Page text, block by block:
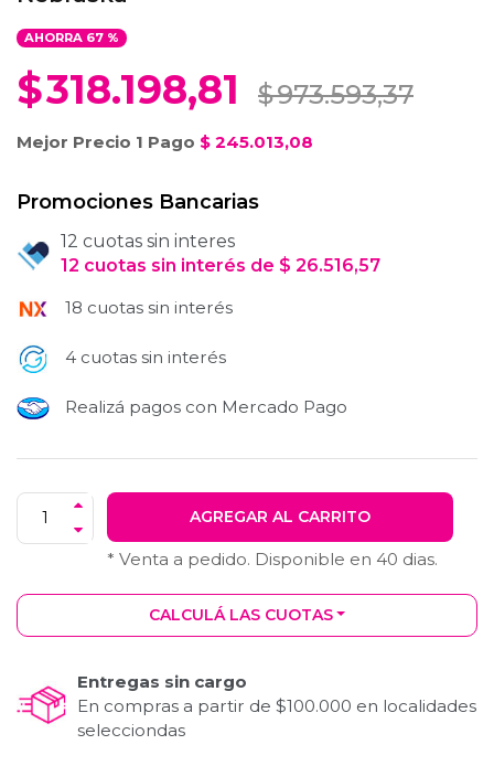
AHORRA 67%
$318.198,81 $973.593,37
Mejor Precio 1 Pago $ 245.013,08
Promociones Bancarias
12 cuotas sin interes
12 cuotas sin interés de $ 26.516,57
18 cuotas sin interés
4 cuotas sin interés
Realizá pagos con Mercado Pago
AGREGAR AL CARRITO
* Venta a pedido. Disponible en 40 dias.
CALCULÁ LAS CUOTAS
Entregas sin cargo
En compras a partir de $100.000 en localidades
selecciondas